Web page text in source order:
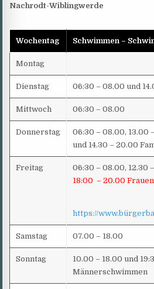
Nachrodt-Wiblingwerde
Wochentag Schwimmen –
Montag
Dienstag 06:30 – 08.00 und
Mittwoch 06:30 – 08.00
Donnerstag
06:30 – 08.00, 13.00
und 14.30 – 20.00
Freitag
06:30 – 08.00, 12.30
18:00 – 20.00
https://
Samstag 07.00 – 18.00
Sonntag
10.00 – 18.00 und
Männerschwimmen